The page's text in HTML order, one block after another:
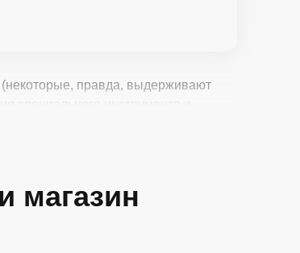
(некоторые, правда, выдерживают
магазин